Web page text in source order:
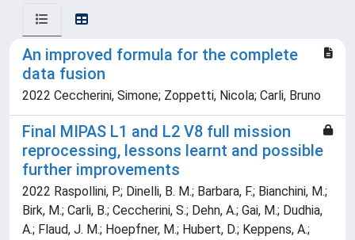
An improved formula for the complete
data fusion
2022 Ceccherini, Simone; Zoppetti, Nicola; Carli, Bruno
Final MIPAS L1 and L2 V8 full mission
reprocessing, lessons learnt and possible
further improvements
2022 Raspollini, P.; Dinelli, B. M.; Barbara, F.; Bianchini, M.;
Birk, M.; Carli, B.; Ceccherini, S.; Dehn, A.; Gai, M.; Dudhia,
A.; Flaud, J. M.; Hoepfner, M.; Hubert, D.; Keppens, A.;